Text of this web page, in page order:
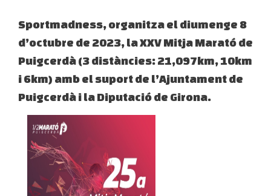
Sportmadness, organitza el diumenge 8
d’octubre de 2023, la XXV Mitja Marató de
Puigcerdà (3 distàncies: 21,097km, 10km
i 6km) amb el suport de l’Ajuntament de
Puigcerdà i la Diputació de Girona.